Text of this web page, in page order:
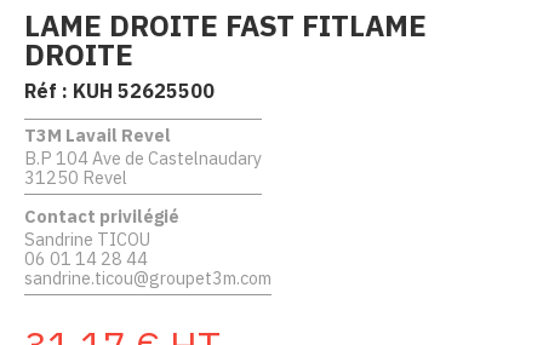
LAME DROITE FAST FITLAME
DROITE
Réf : KUH 52625500
T3M Lavail Revel
B.P 104 Ave de Castelnaudary
31250 Revel
Contact privilégié
Sandrine TICOU
06 01 14 28 44
sandrine.ticou@groupet3m.com